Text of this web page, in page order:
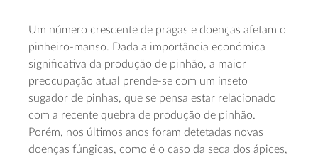
Um número crescente de pragas e doenças afetam o
pinheiro-manso. Dada a importância económica
significativa da produção de pinhão, a maior
preocupação atual prende-se com um inseto
sugador de pinhas, que se pensa estar relacionado
com a recente quebra de produção de pinhão.
Porém, nos últimos anos foram detetadas novas
doenças fúngicas, como é o caso da seca dos ápices,